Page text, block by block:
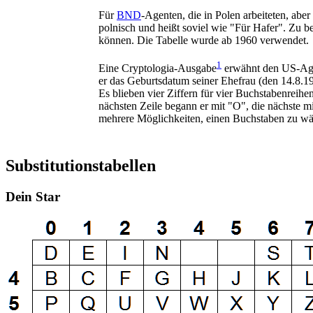
FürBND-Agenten, die in Polen arbeiteten,
polnisch und heißt soviel wie "Für Hafer". Zu
können. Die Tabelle wurde ab 1960 verwendet.
Eine Cryptologia-Ausgabe1 erwähnt den US-
er das Geburtsdatum seiner Ehefrau (den
Es blieben vier Ziffern für vier
nächsten Zeile begann er mit "O", die nächste
mehrere Möglichkeiten, einen Buchstaben zu
Substitutionstabellen
Dein Star